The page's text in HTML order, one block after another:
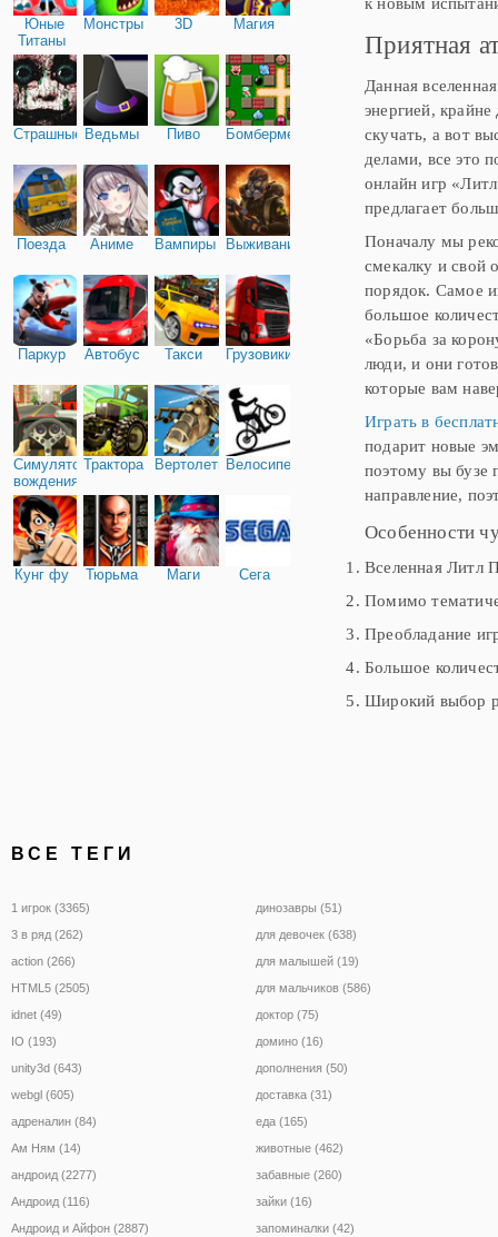
Юные
Титаны
Монстры 3D Магия
Страшные Ведьмы Пиво Бомбермен
Поезда Аниме Вампиры Выживание
Паркур Автобус Такси Грузовики
Симулятор
вождения
Трактора ВертолетыВелосипед
Кунг фу Тюрьма Маги Сега
Приятная
Данная
энергией,
скучать, а вот
делами, все это
онлайн игр
предлагает
Поначалу мы
смекалку и свой
порядок. Самое
большое
«Борьба за
люди, и они
которые вам
Играть в
подарит новые
поэтому вы бузе
направление,
Особенности
Вселенная Литл
Помимо
Преобладание
Большое
Широкий выбор
ВСЕ ТЕГИ
1 игрок (3365)
3 в ряд (262)
action (266)
HTML5 (2505)
idnet (49)
IO (193)
unity3d (643)
webgl (605)
адреналин (84)
Ам Ням (14)
андроид (2277)
Андроид (116)
Андроид и Айфон (2887)
динозавры (51)
для девочек (638)
для малышей (19)
для мальчиков (586)
доктор (75)
домино (16)
дополнения (50)
доставка (31)
еда (165)
животные (462)
забавные (260)
зайки (16)
запоминалки (42)